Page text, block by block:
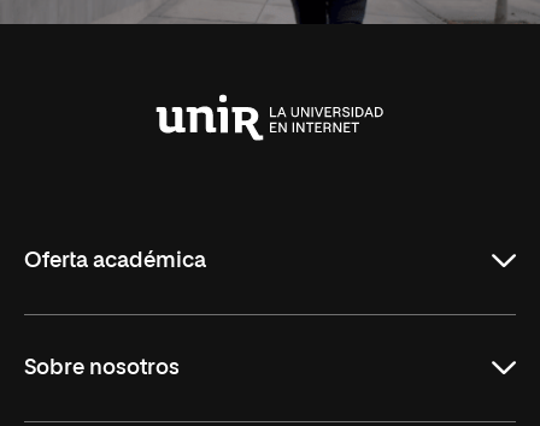
Oferta académica
Maestrías
Sobre nosotros